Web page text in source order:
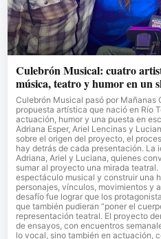
Culebrón Musical: cuatro
música, teatro y humor en un
Culebrón Musical pasó por Mañanas
propuesta artística que nació en Río
actuación, humor y una puesta en
Adriana Esper, Ariel Lencinas y
sobre el origen del proyecto, el
hay detrás de cada presentación. La
Adriana, Ariel y Luciana, quienes
sumar al proyecto una mirada
espectáculo musical y construir una
personajes, vínculos, movimientos y
desafío fue lograr que los
que también pudieran “poner el
representación teatral. El proyecto
de ensayos, con encuentros
lo vocal, sino también en actuación,